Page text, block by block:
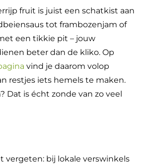
fruit is juist een schatkist aan
tot frambozenjam of
een tikkie pit – jouw
beter dan de kliko. Op
vind je daarom volop
restjes iets hemels te maken.
Dat is écht zonde van zo veel
vergeten: bij lokale verswinkels